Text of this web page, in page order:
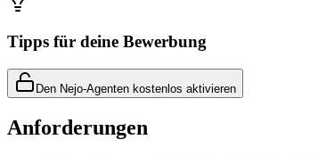
Tipps für deine Bewerbung
Den Nejo-Agenten kostenlos aktivieren
Anforderungen